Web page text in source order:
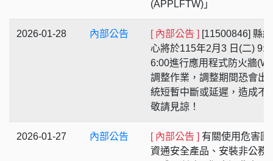
(APPLFTW)」
2026-01-28 內部公告 [ 內部公告 ] [11500846] 縣
心將於115年2月3 日(二)
6:00進行應用程式防火牆
調整作業，調整期間恐會出
統短暫中斷或延遲，造成不
敬請見諒！
2026-01-27 內部公告 [ 內部公告 ] 有關使用危害國
資通安全產品、安裝非公務